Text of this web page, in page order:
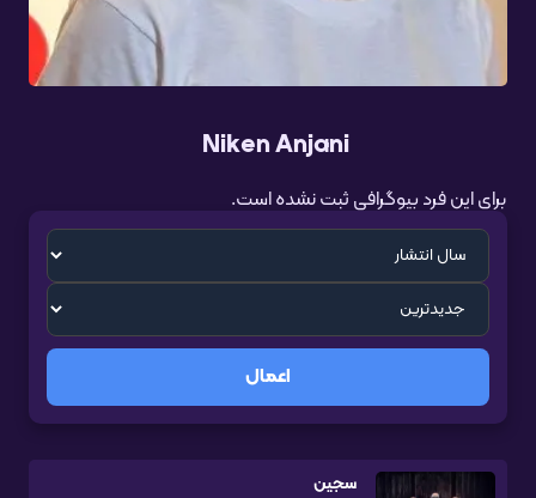
Niken Anjani
برای این فرد بیوگرافی ثبت نشده است.
اعمال
سجین